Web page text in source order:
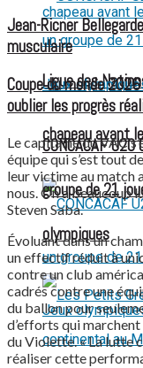
Ligue des
chapeau avant
CONCACAF
groupe de 21
olympiques
Jean-Ricner
musculaire
Coupe du monde
oublier les progrès
Le capitaine du VAC
équipe qui s’est tout
leur victime au match
nous. On a beaucoup
Steven Saba.
Évoluant dans un
un effectif réduit à
contre un club
cadrés contre une
du ballon pour
d’efforts qui
du Violette. « La lutte
réaliser cette